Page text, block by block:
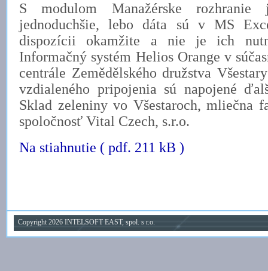
S modulom Manažérske
jednoduchšie, lebo dáta sú v MS
dispozícii okamžite a nie je ich
Informačný systém Helios Orange v
centrále Zemědělského družstva
vzdialeného pripojenia sú napojené
Sklad zeleniny vo Všestaroch, mliečna
spoločnosť Vital Czech, s.r.o.
Na stiahnutie ( pdf. 211 kB )
Copyright 2026 INTELSOFT EAST, spol. s r.o.